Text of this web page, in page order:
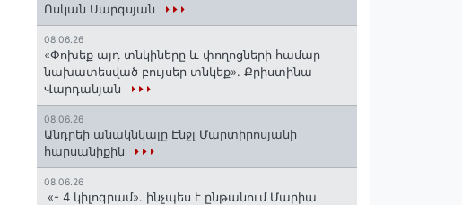
Ոսկան Սարգսյան
08.06.26
«Փոխեք այդ տնկիները և փողոցների համար
նախատեսված բույսեր տնկեք». Քրիստինա
Վարդանյան
08.06.26
Անդրեի անակնկալը Էնջլ Մարտիրոսյանի
հարսանիքին
08.06.26
«- 4 կիլոգրամ». ինչպես է ընթանում Մարիա